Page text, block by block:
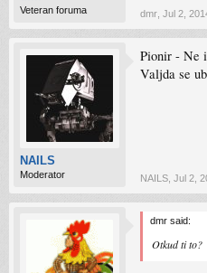
Veteran foruma dmr Jul 2,
NAILS
Moderator
Pionir - Ne
Valjda se
NAILS Jul 2,
dmr said:
Otkud ti to?